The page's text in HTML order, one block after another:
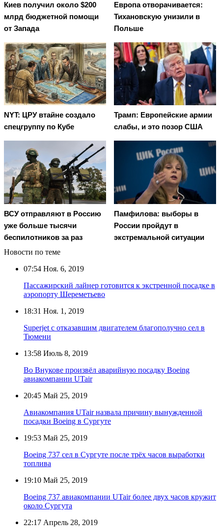
Киев получил около $200
млрд бюджетной помощи
от Запада
Европа отворачивается:
Тихановскую унизили в
Польше
NYT: ЦРУ втайне создало
спецгруппу по Кубе
Трамп: Европейские армии
слабы, и это позор США
ВСУ отправляют в Россию
уже больше тысячи
беспилотников за раз
Памфилова: выборы в
России пройдут в
экстремальной ситуации
Новости по теме
07:54 Ноя. 6, 2019
Пассажирский лайнер готовится к экстренной посадке в
аэропорту Шереметьево
18:31 Ноя. 1, 2019
Superjet с отказавшим двигателем благополучно сел в
Тюмени
13:58 Июль 8, 2019
Во Внукове произвёл аварийную посадку Boeing
авиакомпании UTair
20:45 Май 25, 2019
Авиакомпания UTair назвала причину вынужденной
посадки Boeing в Сургуте
19:53 Май 25, 2019
Boeing 737 сел в Сургуте после трёх часов выработки
топлива
19:10 Май 25, 2019
Boeing 737 авиакомпании UTair более двух часов кружит
около Сургута
22:17 Апрель 28, 2019